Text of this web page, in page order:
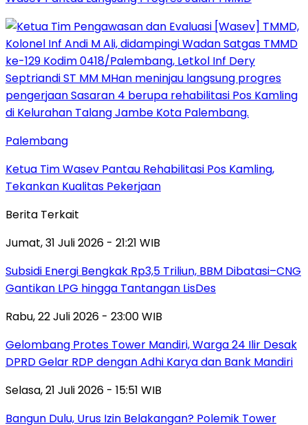
Palembang
Ketua Tim Wasev Pantau Rehabilitasi Pos Kamling,
Tekankan Kualitas Pekerjaan
Berita Terkait
Jumat, 31 Juli 2026 - 21:21 WIB
Subsidi Energi Bengkak Rp3,5 Triliun, BBM Dibatasi–CNG
Gantikan LPG hingga Tantangan LisDes
Rabu, 22 Juli 2026 - 23:00 WIB
Gelombang Protes Tower Mandiri, Warga 24 Ilir Desak
DPRD Gelar RDP dengan Adhi Karya dan Bank Mandiri
Selasa, 21 Juli 2026 - 15:51 WIB
Bangun Dulu, Urus Izin Belakangan? Polemik Tower